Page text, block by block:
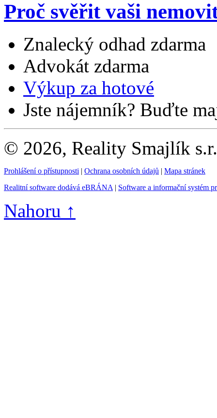
Proč svěřit vaši
Znalecký odhad zdarma
Advokát zdarma
Výkup za hotové
Jste nájemník? Buďte
© 2026, Reality Smajlík
Prohlášení o přístupnosti | Ochrana osobních údajů | Mapa stránek
Realitní software dodává eBRÁNA | Software a informační systém
Nahoru ↑